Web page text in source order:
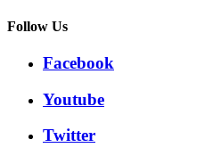
Follow Us
Facebook
Youtube
Twitter